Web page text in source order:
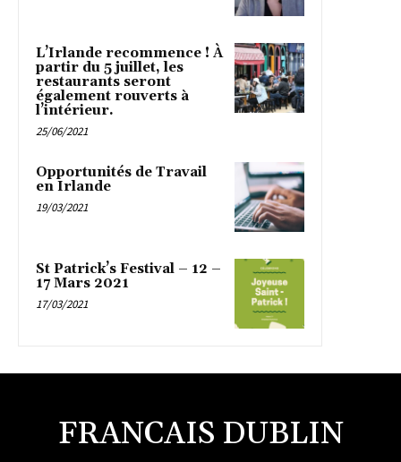
L’Irlande recommence ! À
partir du 5 juillet, les
restaurants seront
également rouverts à
l’intérieur.
25/06/2021
Opportunités de Travail
en Irlande
19/03/2021
St Patrick’s Festival – 12 –
17 Mars 2021
17/03/2021
FRANCAIS DUBLIN